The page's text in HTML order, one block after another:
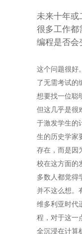
未来十年或
很多工作都
编程是否会
这个问题很好
了无需考试的
想要找一位聪
但这几乎是很
于激发学生的
生的历史学家
存在，而是因
校在这方面的
多数人都觉得
并不这么想。
维多利亚时代
程，对于这一
全沉浸在计算